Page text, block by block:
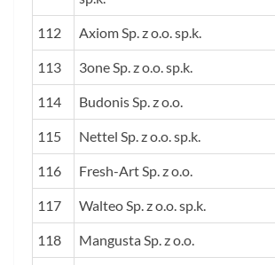
112 Axiom Sp. z o.o. sp.k.
113 3one Sp. z o.o. sp.k.
114 Budonis Sp. z o.o.
115 Nettel Sp. z o.o. sp.k.
116 Fresh-Art Sp. z o.o.
117 Walteo Sp. z o.o. sp.k.
118 Mangusta Sp. z o.o.